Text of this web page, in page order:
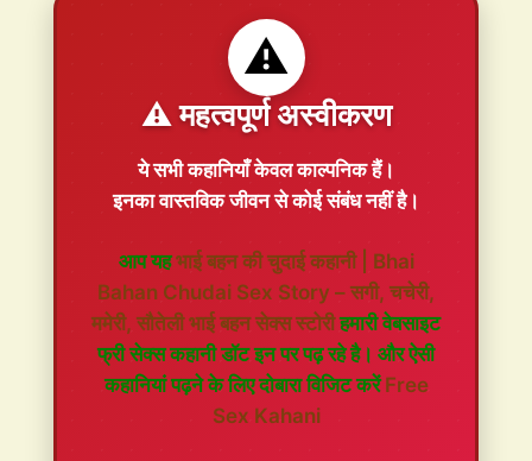
⚠️
⚠️ महत्वपूर्ण अस्वीकरण
ये सभी कहानियाँकेवल काल्पनिकहैं।
इनका वास्तविक जीवन से कोई संबंध नहीं है।
आप यहभाई बहन की चुदाई कहानी | Bhai
Bahan Chudai Sex Story – सगी, चचेरी,
ममेरी, सौतेली भाई बहन सेक्स स्टोरीहमारी वेबसाइट
फ्री सेक्स कहानी डॉट इन पर पढ़ रहे है। और ऐसी
कहानियां पढ़ने के लिए दोबारा विजिट करेंFree
Sex Kahani